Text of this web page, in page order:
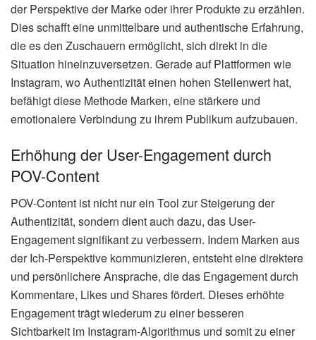
der Perspektive der Marke oder ihrer Produkte zu erzählen.
Dies schafft eine unmittelbare und authentische Erfahrung,
die es den Zuschauern ermöglicht, sich direkt in die
Situation hineinzuversetzen. Gerade auf Plattformen wie
Instagram, wo Authentizität einen hohen Stellenwert hat,
befähigt diese Methode Marken, eine stärkere und
emotionalere Verbindung zu ihrem Publikum aufzubauen.
Erhöhung der User-Engagement durch
POV-Content
POV-Content ist nicht nur ein Tool zur Steigerung der
Authentizität, sondern dient auch dazu, das User-
Engagement signifikant zu verbessern. Indem Marken aus
der Ich-Perspektive kommunizieren, entsteht eine direktere
und persönlichere Ansprache, die das Engagement durch
Kommentare, Likes und Shares fördert. Dieses erhöhte
Engagement trägt wiederum zu einer besseren
Sichtbarkeit im Instagram-Algorithmus und somit zu einer